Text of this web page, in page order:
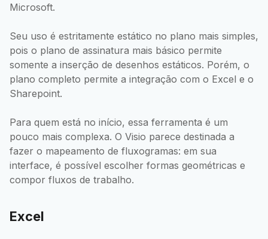
Microsoft.
Seu uso é estritamente estático no plano mais simples,
pois o plano de assinatura mais básico permite
somente a inserção de desenhos estáticos. Porém, o
plano completo permite a integração com o Excel e o
Sharepoint.
Para quem está no início, essa ferramenta é um
pouco mais complexa. O Visio parece destinada a
fazer o mapeamento de fluxogramas: em sua
interface, é possível escolher formas geométricas e
compor fluxos de trabalho.
Excel